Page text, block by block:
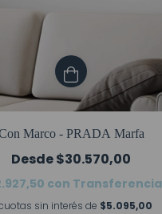
Marco - PRADA Marfa
$30.570,00
con Transferencia
sin interés de $5.095,00